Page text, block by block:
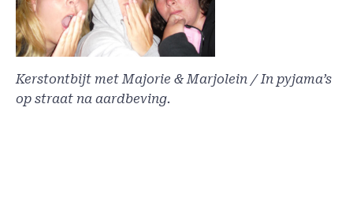
Kerstontbijt met Majorie & Marjolein / In pyjama’s
op straat na aardbeving.